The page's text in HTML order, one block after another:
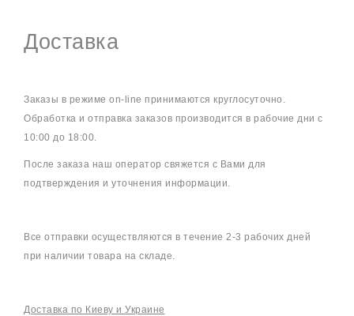
Доставка
Заказы в режиме on-line принимаются круглосуточно.
Обработка и отправка заказов производится в рабочие дни с
10:00 до 18:00.
После заказа наш оператор свяжется с Вами для
подтверждения и уточнения информации.
Все отправки осуществляются в течение 2-3 рабочих дней
при наличии товара на складе.
Доставка по Киеву и Украине